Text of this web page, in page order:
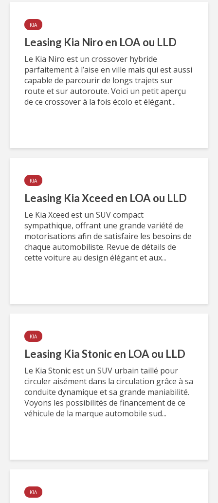
KIA
Leasing Kia Niro en LOA ou LLD
Le Kia Niro est un crossover hybride
parfaitement à l’aise en ville mais qui est aussi
capable de parcourir de longs trajets sur
route et sur autoroute. Voici un petit aperçu
de ce crossover à la fois écolo et élégant...
KIA
Leasing Kia Xceed en LOA ou LLD
Le Kia Xceed est un SUV compact
sympathique, offrant une grande variété de
motorisations afin de satisfaire les besoins de
chaque automobiliste. Revue de détails de
cette voiture au design élégant et aux...
KIA
Leasing Kia Stonic en LOA ou LLD
Le Kia Stonic est un SUV urbain taillé pour
circuler aisément dans la circulation grâce à sa
conduite dynamique et sa grande maniabilité.
Voyons les possibilités de financement de ce
véhicule de la marque automobile sud...
KIA